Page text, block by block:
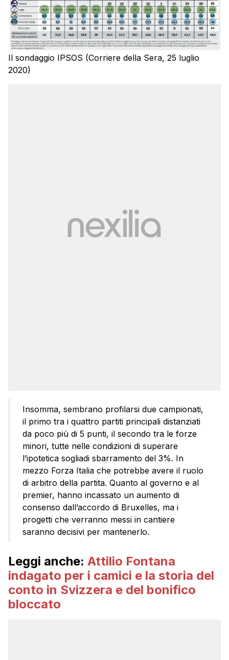
Il sondaggio IPSOS (Corriere della Sera, 25 luglio
2020)
Insomma, sembrano profilarsi due campionati,
il primo tra i quattro partiti principali distanziati
da poco più di 5 punti, il secondo tra le forze
minori, tutte nelle condizioni di superare
l’ipotetica sogliadi sbarramento del 3%. In
mezzo Forza Italia che potrebbe avere il ruolo
di arbitro della partita. Quanto al governo e al
premier, hanno incassato un aumento di
consenso dall’accordo di Bruxelles, ma i
progetti che verranno messi in cantiere
saranno decisivi per mantenerlo.
Leggi anche: Attilio Fontana
indagato per i camici e la storia del
conto in Svizzera e del bonifico
bloccato